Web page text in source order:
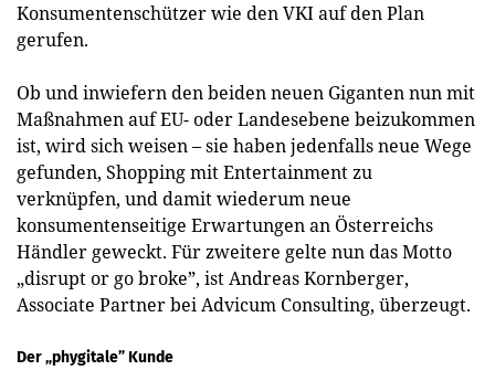
Konsumentenschützer wie den VKI auf den Plan
gerufen.
Ob und inwiefern den beiden neuen Giganten nun mit
Maßnahmen auf EU- oder Landesebene beizukommen
ist, wird sich weisen – sie haben jedenfalls neue Wege
gefunden, Shopping mit Entertainment zu
verknüpfen, und damit wiederum neue
konsumentenseitige Erwartungen an Österreichs
Händler geweckt. Für zweitere gelte nun das Motto
„disrupt or go broke”, ist Andreas Kornberger,
Associate Partner bei Advicum Consulting, überzeugt.
Der „phygitale” Kunde